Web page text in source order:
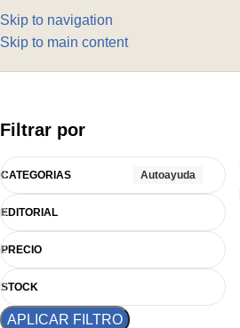
Skip to navigation
Skip to main content
Filtrar por
CATEGORIAS Autoayuda
EDITORIAL
PRECIO
STOCK
APLICAR FILTRO